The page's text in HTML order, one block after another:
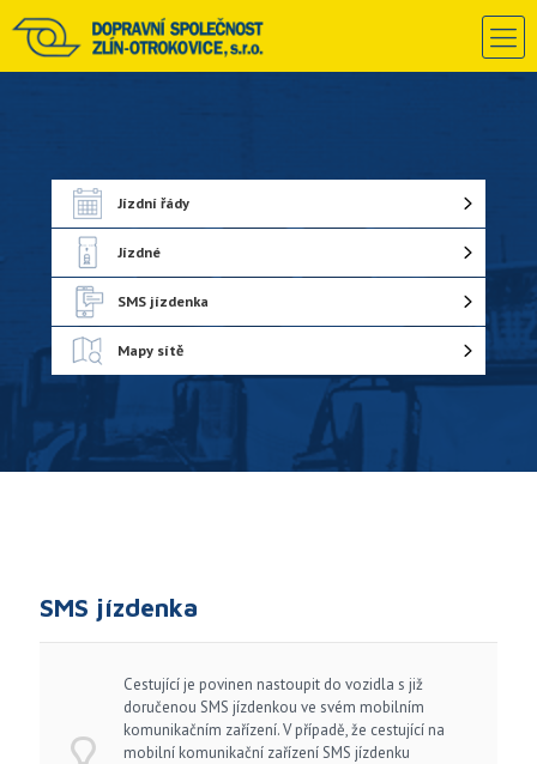
Jízdní řády
Jízdné
SMS jízdenka
Mapy sítě
SMS jízdenka
Cestující je povinen nastoupit do vozidla s již
doručenou SMS jízdenkou ve svém mobilním
komunikačním zařízení. V případě, že cestující na
mobilní komunikační zařízení SMS jízdenku